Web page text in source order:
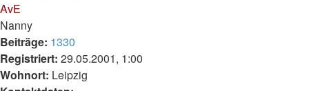
AvE
Nanny
Beiträge: 1330
Registriert: 29.05.2001, 1:00
Wohnort: Leipzig